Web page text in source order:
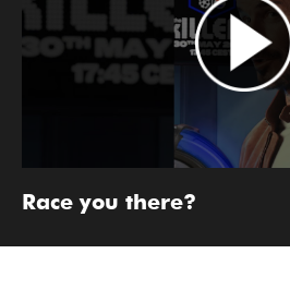
Race you there?